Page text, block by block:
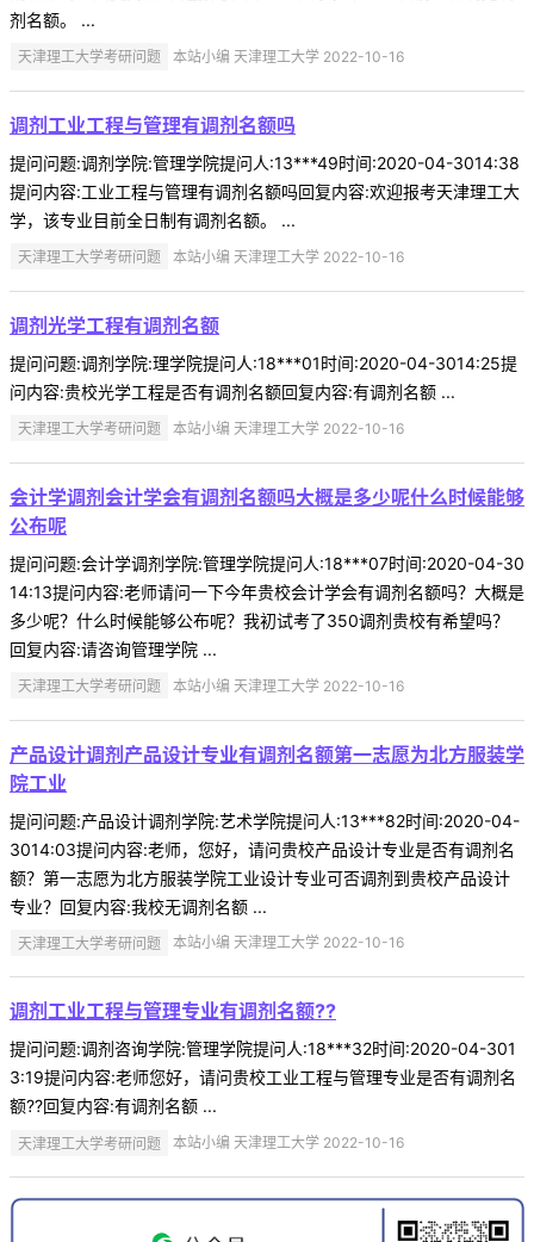
剂名额。 ...
天津理工大学考研问题 本站小编 天津理工大学 2022-10-16
调剂工业工程与管理有调剂名额吗
提问问题:调剂学院:管理学院提问人:13***49时间:2020-04-3014:38
提问内容:工业工程与管理有调剂名额吗回复内容:欢迎报考天津理工大
学，该专业目前全日制有调剂名额。 ...
天津理工大学考研问题 本站小编 天津理工大学 2022-10-16
调剂光学工程有调剂名额
提问问题:调剂学院:理学院提问人:18***01时间:2020-04-3014:25提
问内容:贵校光学工程是否有调剂名额回复内容:有调剂名额 ...
天津理工大学考研问题 本站小编 天津理工大学 2022-10-16
会计学调剂会计学会有调剂名额吗大概是多少呢什么时候能够
公布呢
提问问题:会计学调剂学院:管理学院提问人:18***07时间:2020-04-30
14:13提问内容:老师请问一下今年贵校会计学会有调剂名额吗？大概是
多少呢？什么时候能够公布呢？我初试考了350调剂贵校有希望吗？
回复内容:请咨询管理学院 ...
天津理工大学考研问题 本站小编 天津理工大学 2022-10-16
产品设计调剂产品设计专业有调剂名额第一志愿为北方服装学
院工业
提问问题:产品设计调剂学院:艺术学院提问人:13***82时间:2020-04-
3014:03提问内容:老师，您好，请问贵校产品设计专业是否有调剂名
额？第一志愿为北方服装学院工业设计专业可否调剂到贵校产品设计
专业？回复内容:我校无调剂名额 ...
天津理工大学考研问题 本站小编 天津理工大学 2022-10-16
调剂工业工程与管理专业有调剂名额??
提问问题:调剂咨询学院:管理学院提问人:18***32时间:2020-04-301
3:19提问内容:老师您好，请问贵校工业工程与管理专业是否有调剂名
额??回复内容:有调剂名额 ...
天津理工大学考研问题 本站小编 天津理工大学 2022-10-16